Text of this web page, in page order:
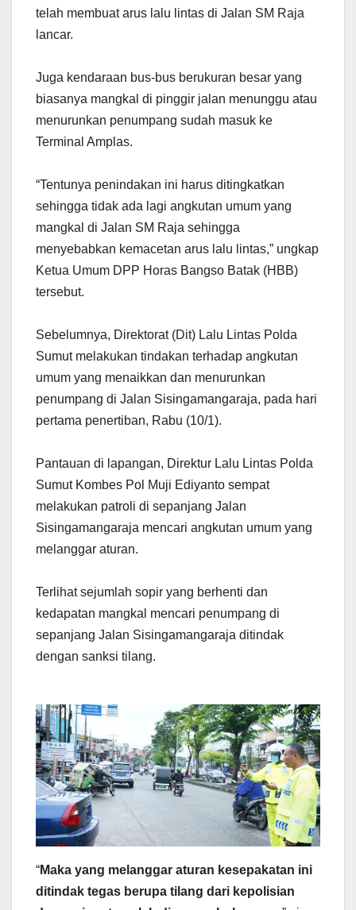
telah membuat arus lalu lintas di Jalan SM Raja
lancar.
Juga kendaraan bus-bus berukuran besar yang
biasanya mangkal di pinggir jalan menunggu atau
menurunkan penumpang sudah masuk ke
Terminal Amplas.
“Tentunya penindakan ini harus ditingkatkan
sehingga tidak ada lagi angkutan umum yang
mangkal di Jalan SM Raja sehingga
menyebabkan kemacetan arus lalu lintas,” ungkap
Ketua Umum DPP Horas Bangso Batak (HBB)
tersebut.
Sebelumnya, Direktorat (Dit) Lalu Lintas Polda
Sumut melakukan tindakan terhadap angkutan
umum yang menaikkan dan menurunkan
penumpang di Jalan Sisingamangaraja, pada hari
pertama penertiban, Rabu (10/1).
Pantauan di lapangan, Direktur Lalu Lintas Polda
Sumut Kombes Pol Muji Ediyanto sempat
melakukan patroli di sepanjang Jalan
Sisingamangaraja mencari angkutan umum yang
melanggar aturan.
Terlihat sejumlah sopir yang berhenti dan
kedapatan mangkal mencari penumpang di
sepanjang Jalan Sisingamangaraja ditindak
dengan sanksi tilang.
“Maka yang melanggar aturan kesepakatan ini
ditindak tegas berupa tilang dari kepolisian